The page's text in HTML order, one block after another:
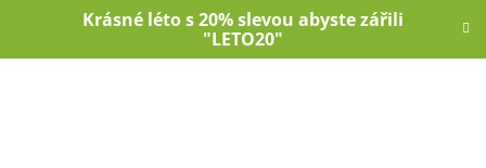
Krásné léto s 20% slevou abyste zářili
"LETO20"